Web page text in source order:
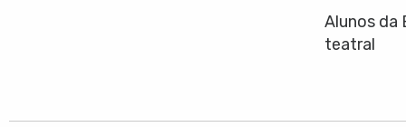
Alunos da
teatral